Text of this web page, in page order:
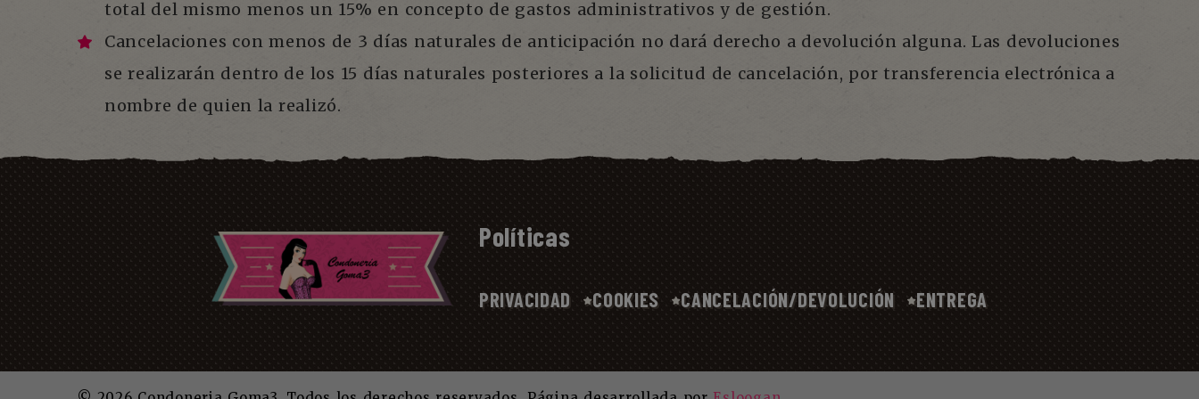
total del mismo menos un 15% en concepto de gastos administrativos y de gestión.
Cancelaciones con menos de 3 días naturales de anticipación no dará derecho a devolución alguna. Las devoluciones
se realizarán dentro de los 15 días naturales posteriores a la solicitud de cancelación, por transferencia electrónica a
nombre de quien la realizó.
Políticas
PRIVACIDAD COOKIES CANCELACIÓN/DEVOLUCIÓN ENTREGA